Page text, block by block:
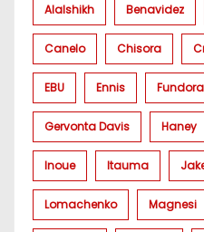
Alalshikh Benavidez
Canelo Chisora
EBU Ennis Fundora
Gervonta Davis Haney
Inoue Itauma
Lomachenko Magnesi